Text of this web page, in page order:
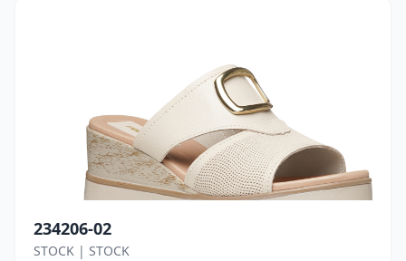
234206-02
STOCK | STOCK